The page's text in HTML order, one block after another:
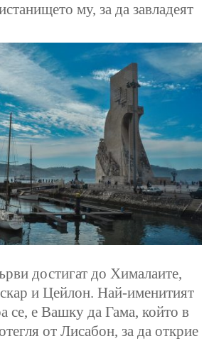
му, за да завладеят
достигат до Хималаите,
и Цейлон. Най-именитият
се, е Вашку да Гама, който в
от Лисабон, за да открие